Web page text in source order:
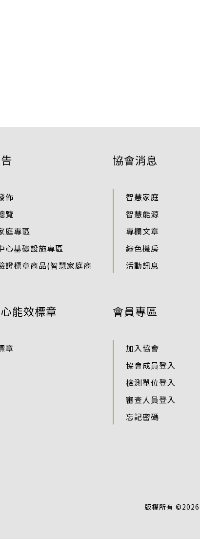
佈
覽
庭專區
心基礎設施專區
證標章商品(智慧家庭商
協會消息
智慧家庭
智慧能源
專欄文章
綠色機房
活動訊息
能效標章
章
會員專區
加入協會
協會成員登入
檢測單位登入
審查人員登入
忘記密碼
版權所有